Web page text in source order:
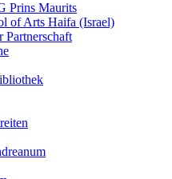
Prins Maurits
of Arts Haifa (Israel)
Partnerschaft